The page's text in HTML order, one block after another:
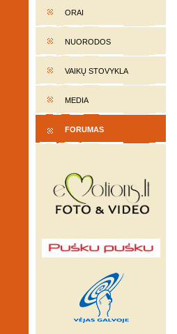
ORAI
NUORODOS
VAIKŲ STOVYKLA
MEDIA
FORUMAS